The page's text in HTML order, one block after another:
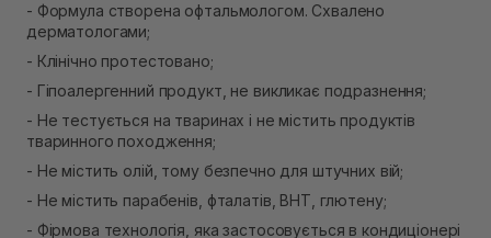
- Формула створена офтальмологом. Схвалено
дерматологами;
- Клінічно протестовано;
- Гіпоалергенний продукт, не викликає подразнення;
- Не тестується на тваринах і не містить продуктів
тваринного походження;
- Не містить олій, тому безпечно для штучних вій;
- Не містить парабенів, фталатів, ВНТ, глютену;
- Фірмова технологія, яка застосовується в кондиціонері